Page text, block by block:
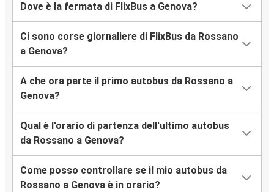
Dove è la fermata di FlixBus a Genova?
Ci sono corse giornaliere di FlixBus da Rossano
a Genova?
A che ora parte il primo autobus da Rossano a
Genova?
Qual è l'orario di partenza dell'ultimo autobus
da Rossano a Genova?
Come posso controllare se il mio autobus da
Rossano a Genova è in orario?